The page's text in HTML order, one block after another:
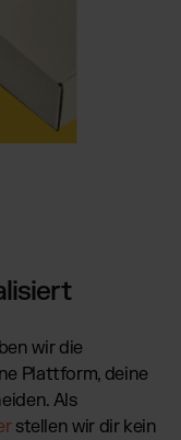
wir die
Plattform, deine
Als
stellen wir dir kein